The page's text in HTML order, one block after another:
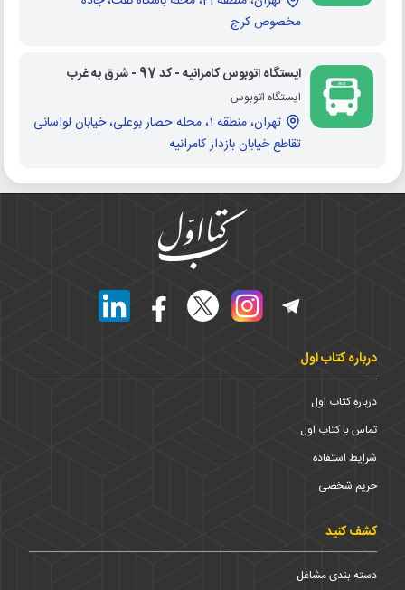
مخصوص کرج
ایستگاه اتوبوس کامرانیه - کد 97 - شرق به غرب
ایستگاه اتوبوس
تهران، منطقه 1، محله حصار بوعلی، خیابان لواسانی
تقاطع خیابان بازدار کامرانیه
درباره کتاب اول
درباره کتاب اول
تماس با کتاب اول
شرایط استفاده
حریم شخضی
کشف کنید
دسته بندی مشاغل